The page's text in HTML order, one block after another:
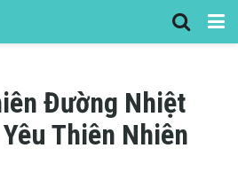
Đường Nhiệt
Thiên Nhiên